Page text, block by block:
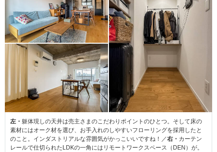
左・ 躯体現しの天井は売主さまのこだわりポイントのひとつ。そして床の
素材にはオーク材を選び、お手入れのしやすいフローリングを採用したと
のこと。インダストリアルな雰囲気がかっこいいですね！／右・ カーテン
レールで仕切られたLDKの一角にはリモートワークスペース（DEN）が。